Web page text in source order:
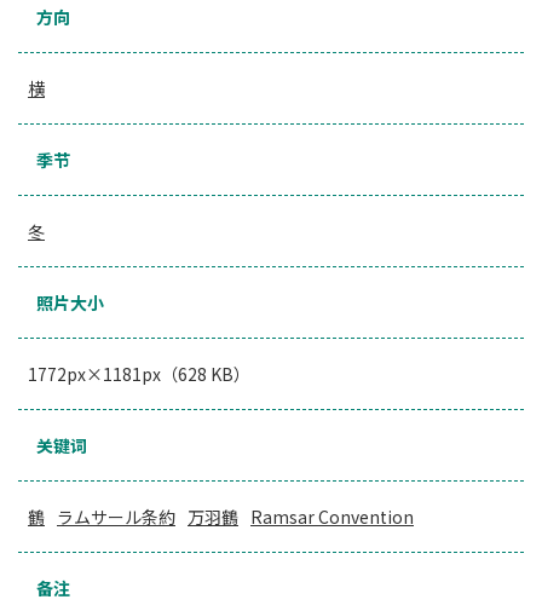
方向
横
季节
冬
照片大小
1772px×1181px（628 KB）
关键词
鶴 ラムサール条約 万羽鶴 Ramsar Convention
备注